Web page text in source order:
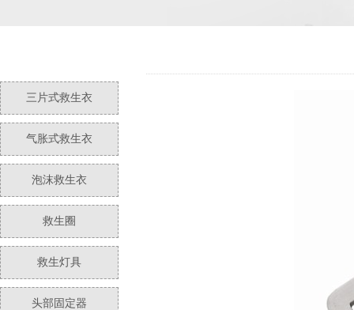
三片式救生衣
气胀式救生衣
泡沫救生衣
救生圈
救生灯具
头部固定器